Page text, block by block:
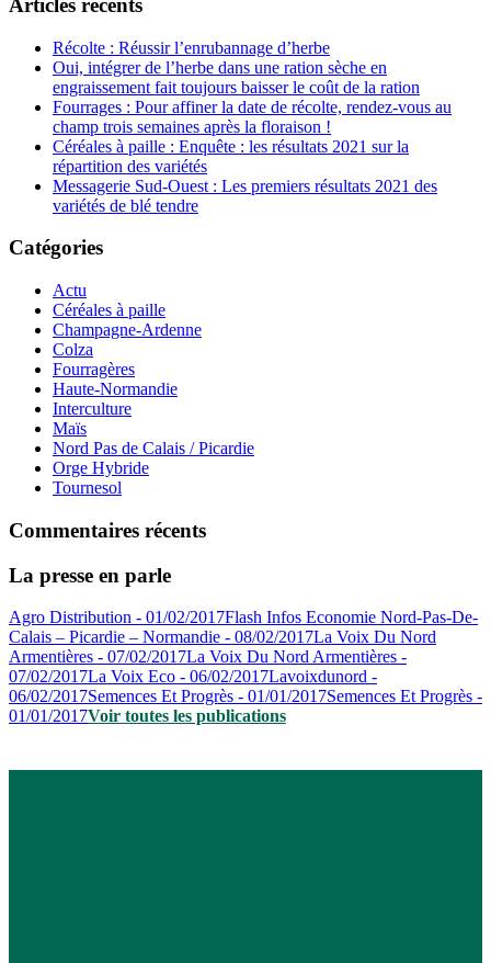
Articles récents
Récolte : Réussir l’enrubannage d’herbe
Oui, intégrer de l’herbe dans une ration sèche en
engraissement fait toujours baisser le coût de la ration
Fourrages : Pour affiner la date de récolte, rendez-vous au
champ trois semaines après la floraison !
Céréales à paille : Enquête : les résultats 2021 sur la
répartition des variétés
Messagerie Sud-Ouest : Les premiers résultats 2021 des
variétés de blé tendre
Catégories
Actu
Céréales à paille
Champagne-Ardenne
Colza
Fourragères
Haute-Normandie
Interculture
Maïs
Nord Pas de Calais / Picardie
Orge Hybride
Tournesol
Commentaires récents
La presse en parle
Agro Distribution - 01/02/2017Flash Infos Economie Nord-Pas-De-
Calais – Picardie – Normandie - 08/02/2017La Voix Du Nord
Armentières - 07/02/2017La Voix Du Nord Armentières -
07/02/2017La Voix Eco - 06/02/2017Lavoixdunord -
06/02/2017Semences Et Progrès - 01/01/2017Semences Et Progrès -
01/01/2017Voir toutes les publications